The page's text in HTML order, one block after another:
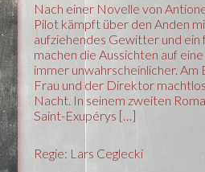
Nach einer Novelle von
Pilot kämpft über den Anden
aufziehendes Gewitter und ein
machen die Aussichten auf
immer unwahrscheinlicher. Am
Frau und der Direktor
Nacht. In seinem zweiten
Saint-Exupérys […]
Regie: Lars Ceglecki